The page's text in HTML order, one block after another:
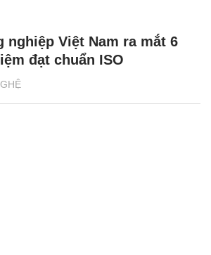
nghiệp Việt Nam ra mắt 6
đạt chuẩn ISO